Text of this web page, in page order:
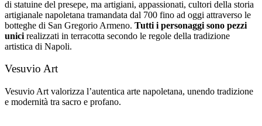
di statuine del presepe, ma artigiani, appassionati, cultori della storia
artigianale napoletana tramandata dal 700 fino ad oggi attraverso le
botteghe di San Gregorio Armeno. Tutti i personaggi sono pezzi
unici realizzati in terracotta secondo le regole della tradizione
artistica di Napoli.
Vesuvio Art
Vesuvio Art valorizza l’autentica arte napoletana, unendo tradizione
e modernità tra sacro e profano.